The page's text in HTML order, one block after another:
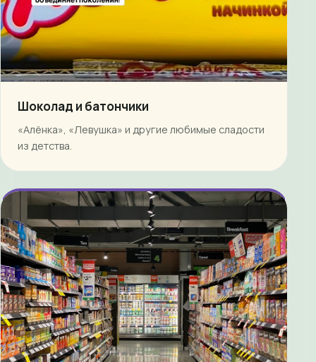
Шоколад и батончики
«Алёнка», «Левушка» и другие любимые сладости
из детства.